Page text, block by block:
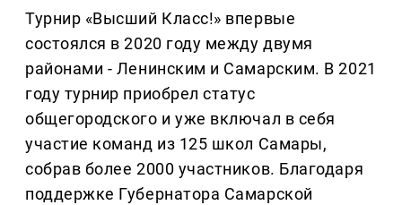
Турнир «Высший Класс!» впервые
состоялся в 2020 году между двумя
районами - Ленинским и Самарским. В 2021
году турнир приобрел статус
общегородского и уже включал в себя
участие команд из 125 школ Самары,
собрав более 2000 участников. Благодаря
поддержке Губернатора Самарской